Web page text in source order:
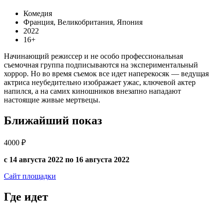
Комедия
Франция, Великобритания, Япония
2022
16+
Начинающий режиссер и не особо профессиональная
съемочная группа подписываются на экспериментальный
хоррор. Но во время съемок все идет наперекосяк — ведущая
актриса неубедительно изображает ужас, ключевой актер
напился, а на самих киношников внезапно нападают
настоящие живые мертвецы.
Ближайший показ
4000 ₽
с 14 августа 2022 по 16 августа 2022
Сайт площадки
Где идет